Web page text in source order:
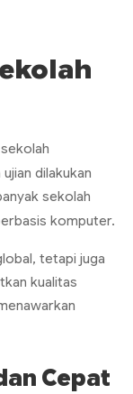
dilakukan
sekolah
komputer.
tetapi juga
kualitas
Cepat